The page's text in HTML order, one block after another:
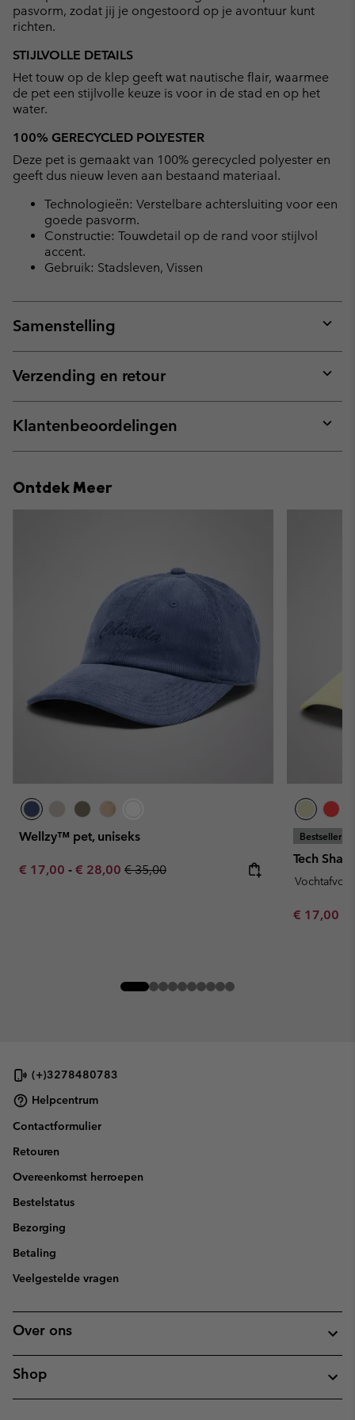
pasvorm, zodat jij je ongestoord op je avontuur kunt
richten.
STIJLVOLLE DETAILS
Het touw op de klep geeft wat nautische flair, waarmee
de pet een stijlvolle keuze is voor in de stad en op het
water.
100% GERECYCLED POLYESTER
Deze pet is gemaakt van 100% gerecycled polyester en
geeft dus nieuw leven aan bestaand materiaal.
Technologieën: Verstelbare achtersluiting voor een
goede pasvorm.
Constructie: Touwdetail op de rand voor stijlvol
accent.
Gebruik: Stadsleven, Vissen
Samenstelling
or
Verzending en retour
or
Klantenbeoordelingen
or
Ontdek Meer
Wellzy™ pet, uniseks
Minimum sale price:
€ 17,00 - Maximum sale price:
€ 28,00 Regular price:
€ 35,00
Bestseller
Tech
Minimum
€ 17,00
(+)3278480783
Helpcentrum
Contactformulier
Retouren
Overeenkomst herroepen
Bestelstatus
Bezorging
Betaling
Veelgestelde vragen
Over ons
Shop